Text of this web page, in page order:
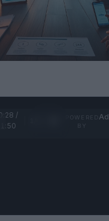
0:29 /
1:50
Ad